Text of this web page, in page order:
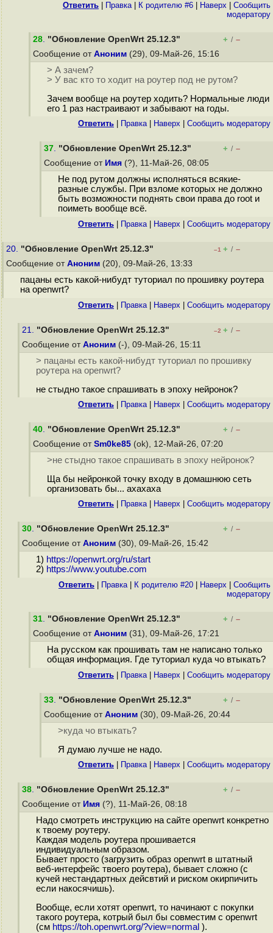
Ответить Правка| К родителю #6 Наверх
Cообщить
модератору
28. "Обновление OpenWrt 25.12.3" + / –
Сообщение от Аноним (29), 09-Май-26, 15:16
> А зачем?
> У вас кто то ходит на роутер под не рутом?
Зачем вообще на роутер ходить? Нормальные люди
его 1 раз настраивают и забывают на годы.
Ответить Правка| Наверх Cообщить модератору
37. "Обновление OpenWrt 25.12.3" + / –
Сообщение от Имя (?), 11-Май-26, 08:05
Не под рутом должны исполняться всякие-
разные службы. При взломе которых не должно
быть возможности поднять свои права до root и
поиметь вообще всё.
Ответить Правка| Наверх Cообщить модератору
20. "Обновление OpenWrt 25.12.3" –1 + / –
Сообщение от Аноним (20), 09-Май-26, 13:33
пацаны есть какой-нибудт туториал по прошивку роутера
на openwrt?
Ответить Правка| Наверх Cообщить модератору
21. "Обновление OpenWrt 25.12.3" –2 + / –
Сообщение от Аноним (-), 09-Май-26, 15:11
> пацаны есть какой-нибудт туториал по прошивку
роутера на openwrt?
не стыдно такое спрашивать в эпоху нейронок?
Ответить Правка| Наверх Cообщить модератору
40. "Обновление OpenWrt 25.12.3" + / –
Сообщение от Sm0ke85 (ok), 12-Май-26, 07:20
>не стыдно такое спрашивать в эпоху нейронок?
Ща бы нейронкой точку входу в домашнюю сеть
организовать бы... ахахаха
Ответить Правка| Наверх Cообщить модератору
30. "Обновление OpenWrt 25.12.3" + / –
Сообщение от Аноним (30), 09-Май-26, 15:42
1) https://openwrt.org/ru/start
2) https://www.youtube.com
Ответить Правка| К родителю #20 Наверх
Cообщить
модератору
31. "Обновление OpenWrt 25.12.3" + / –
Сообщение от Аноним (31), 09-Май-26, 17:21
На русском как прошивать там не написано только
общая информация. Где туториал куда чо втыкать?
Ответить Правка| Наверх Cообщить модератору
33. "Обновление OpenWrt 25.12.3" + / –
Сообщение от Аноним (30), 09-Май-26, 20:44
>куда чо втыкать?
Я думаю лучше не надо.
Ответить Правка| Наверх Cообщить модератору
38. "Обновление OpenWrt 25.12.3" + / –
Сообщение от Имя (?), 11-Май-26, 08:18
Надо смотреть инструкцию на сайте openwrt конкретно
к твоему роутеру.
Каждая модель роутера прошивается
индивидуальным образом.
Бывает просто (загрузить образ openwrt в штатный
веб-интерфейс твоего роутера), бывает сложно (с
кучей нестандартных дейсвтий и риском окирпичить
если накосячишь).
Вообще, если хотят openwrt, то начинают с покупки
такого роутера, котрый был бы совместим с openwrt
(см https://toh.openwrt.org/?view=normal ).